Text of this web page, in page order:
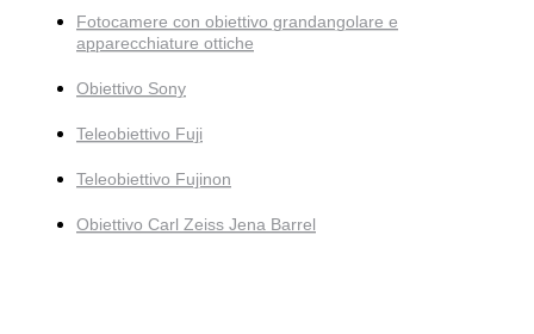
Fotocamere con obiettivo grandangolare e
apparecchiature ottiche
Obiettivo Sony
Teleobiettivo Fuji
Teleobiettivo Fujinon
Obiettivo Carl Zeiss Jena Barrel